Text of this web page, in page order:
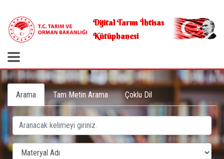
Dijital Tarım İhtisas
Kütüphanesi
Arama Tam Metin Arama Çoklu Dil